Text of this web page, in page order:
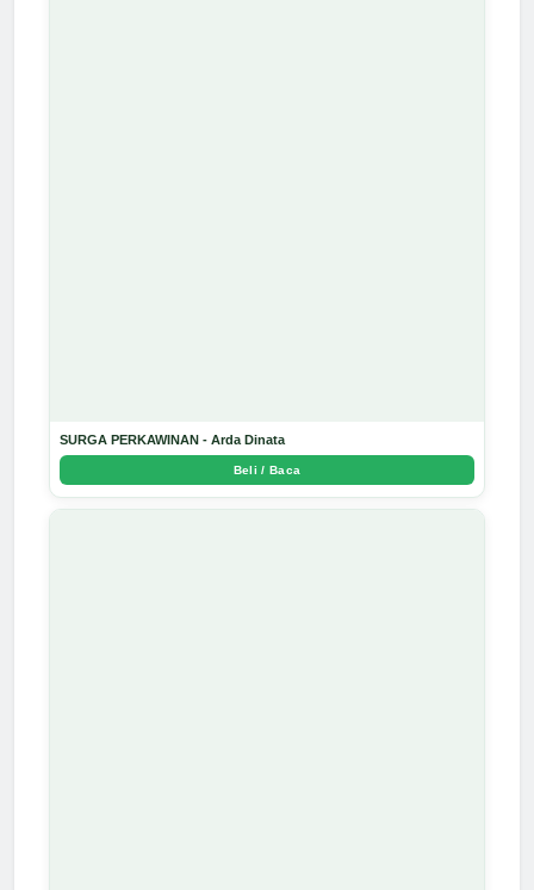
SURGA PERKAWINAN - Arda Dinata
Beli / Baca